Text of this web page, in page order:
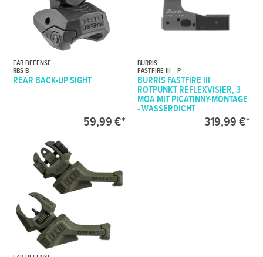
FAB DEFENSE
RBS B
REAR BACK-UP SIGHT
59,99 €*
BURRIS
FASTFIRE III + P
BURRIS FASTFIRE III
ROTPUNKT REFLEXVISIER, 3
MOA MIT PICATINNY-MONTAGE
- WASSERDICHT
319,99 €*